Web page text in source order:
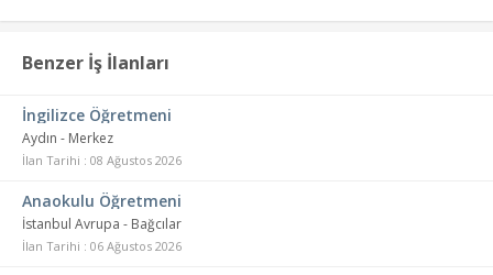
Benzer İş İlanları
İngilizce Öğretmeni
Aydın - Merkez
İlan Tarihi : 08 Ağustos 2026
Anaokulu Öğretmeni
İstanbul Avrupa - Bağcılar
İlan Tarihi : 06 Ağustos 2026